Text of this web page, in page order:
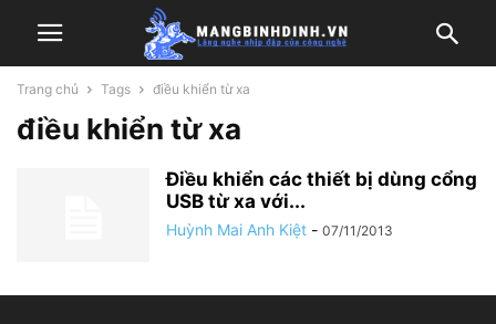
Trang chủ Tags điều khiển từ xa
điều khiển từ xa
Điều khiển các thiết bị dùng cổng
USB từ xa với...
Huỳnh Mai Anh Kiệt - 07/11/2013